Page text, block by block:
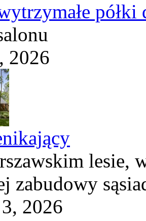
półki
2026
lesie,
zabudowy
2026